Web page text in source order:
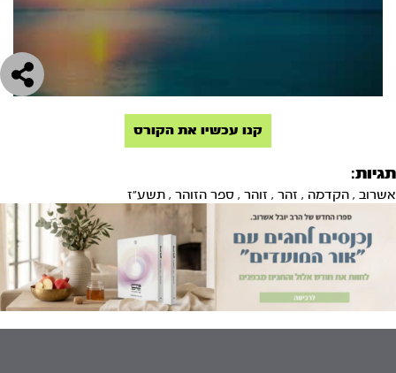
קנו עכשיו את הקורס
תגיות:
אשרוב , הקדמה , זהר , זוהר , ספר הזוהר , תשע"ז